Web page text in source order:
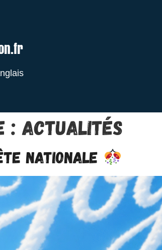
:Actualités
nationale